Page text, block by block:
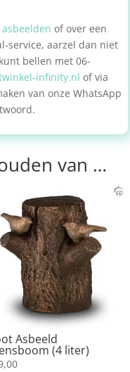
of over een
service, aarzel dan niet
bellen met 06-
infinity.nl of via
van onze WhatsApp
van …
Asbeeld
(4 liter)